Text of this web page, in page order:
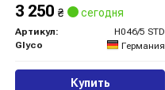
3 250 ₴ сегодня
Артикул:
H046/5 STD
Glyco
Германия
Купить